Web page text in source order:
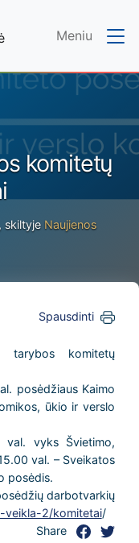
Meniu
komitetų
skiltyje Naujienos
Spausdinti
tarybos komitetų
posėdžiaus Kaimo
ūkio ir verslo
val. vyks Švietimo,
val. – Sveikatos
posėdis.
darbotvarkių
2/komitetai/
Share